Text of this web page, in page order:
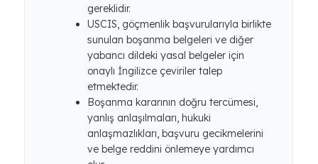
gereklidir.
USCIS, göçmenlik başvurularıyla birlikte
sunulan boşanma belgeleri ve diğer
yabancı dildeki yasal belgeler için
onaylı İngilizce çeviriler talep
etmektedir.
Boşanma kararının doğru tercümesi,
yanlış anlaşılmaları, hukuki
anlaşmazlıkları, başvuru gecikmelerini
ve belge reddini önlemeye yardımcı